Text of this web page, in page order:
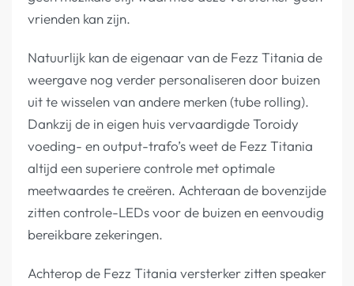
vrienden kan zijn.
Natuurlijk kan de eigenaar van de Fezz Titania de
weergave nog verder personaliseren door buizen
uit te wisselen van andere merken (tube rolling).
Dankzij de in eigen huis vervaardigde Toroidy
voeding- en output-trafo’s weet de Fezz Titania
altijd een superiere controle met optimale
meetwaardes te creëren. Achteraan de bovenzijde
zitten controle-LEDs voor de buizen en eenvoudig
bereikbare zekeringen.
Achterop de Fezz Titania versterker zitten speaker